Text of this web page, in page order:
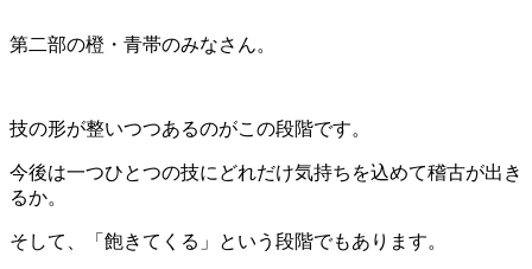
第二部の橙・青帯のみなさん。
技の形が整いつつあるのがこの段階です。
今後は一つひとつの技にどれだけ気持ちを込めて稽古が出き
るか。
そして、「飽きてくる」という段階でもあります。